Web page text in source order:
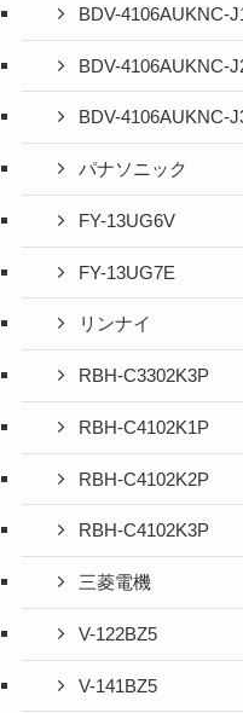
BDV-4106AUKNC-
BDV-4106AUKNC-
BDV-4106AUKNC-
パナソニック
FY-13UG6V
FY-13UG7E
リンナイ
RBH-C3302K3P
RBH-C4102K1P
RBH-C4102K2P
RBH-C4102K3P
三菱電機
V-122BZ5
V-141BZ5